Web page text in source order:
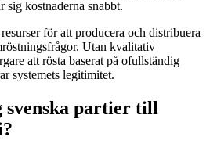
sig kostnaderna snabbt.
för att producera och distribuera
Utan kvalitativ
att rösta baserat på ofullständig
systemets legitimitet.
partier till